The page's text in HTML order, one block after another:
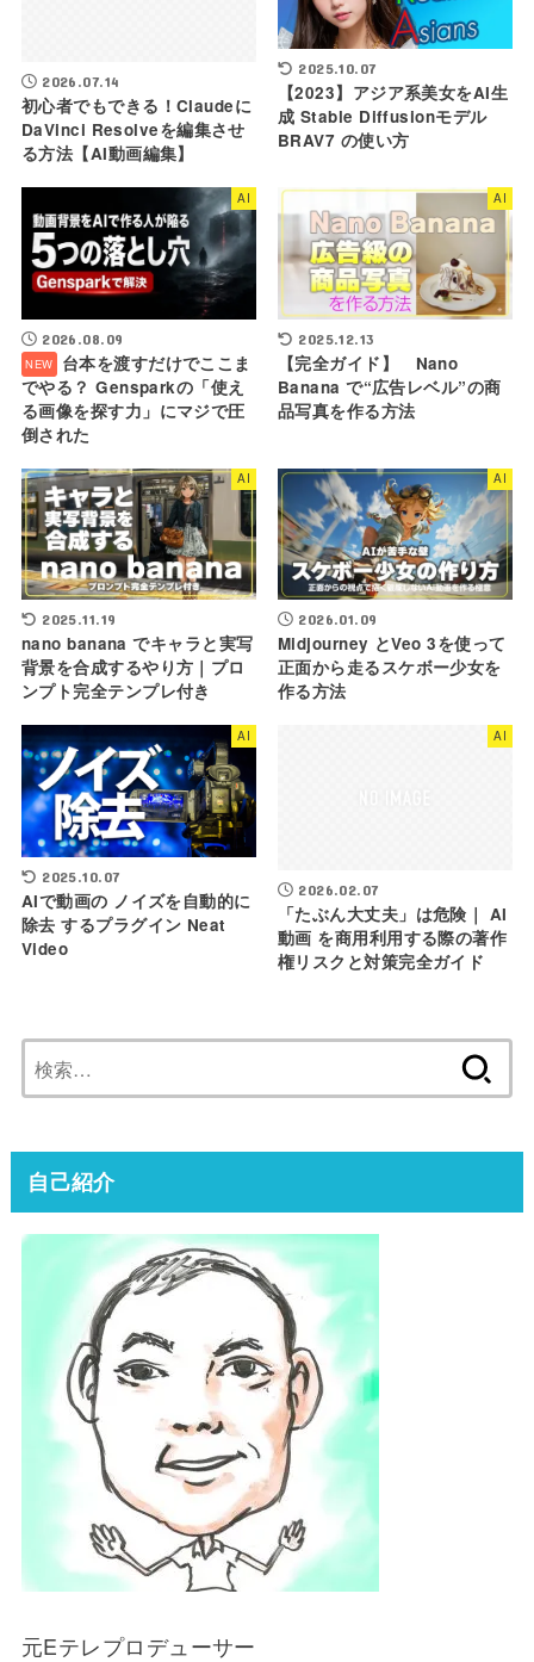
2026.07.14
初心者でもできる！Claudeに
DaVinci Resolveを編集させ
る方法【AI動画編集】
2025.10.07
【2023】アジア系美女をAI生
成 Stable Diffusionモデル
BRAV7 の使い方
AI
2026.08.09
台本を渡すだけでここま
でやる？ Gensparkの「使え
る画像を探す力」にマジで圧
倒された
AI
2025.12.13
【完全ガイド】 Nano
Banana で“広告レベル”の商
品写真を作る方法
AI
2025.11.19
nano banana でキャラと実写
背景を合成するやり方｜プロ
ンプト完全テンプレ付き
AI
2026.01.09
Midjourney とVeo 3を使って
正面から走るスケボー少女を
作る方法
AI
2025.10.07
AIで動画の ノイズを自動的に
除去 するプラグイン Neat
Video
AI
2026.02.07
「たぶん大丈夫」は危険｜ AI
動画 を商用利用する際の著作
権リスクと対策完全ガイド
索:
自己紹介
元Eテレプロデューサー